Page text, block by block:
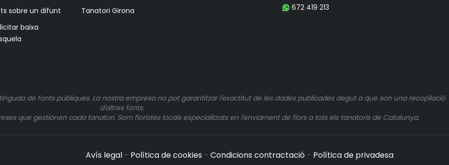
sobre un difunt
baixa
Tanatori Girona
672 419 213
de fonts públiques. La nostra empresa no pot garantitzar l'exactitut de les dades publicades degut a que son una recopilació
d'altres fonts.
que gestionen cada tanatori. Som floristes locals especialitzats en l'enviament de flors a tots els tanatoris de Catalunya.
Avís legal - Política de cookies - Condicions contractació - Política de privadesa